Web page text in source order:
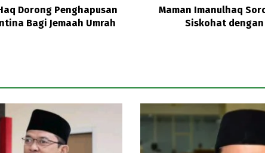
Dorong Penghapusan
Bagi Jemaah Umrah
Maman Imanulhaq
Siskohat